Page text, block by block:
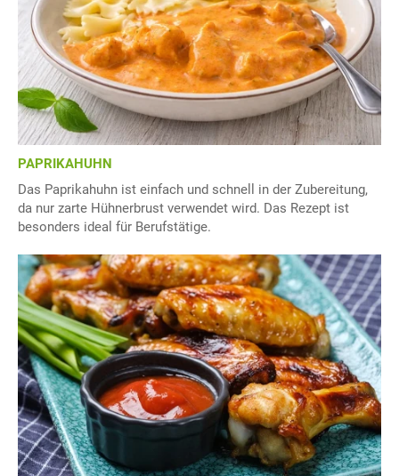
PAPRIKAHUHN
Das Paprikahuhn ist einfach und schnell in der Zubereitung,
da nur zarte Hühnerbrust verwendet wird. Das Rezept ist
besonders ideal für Berufstätige.